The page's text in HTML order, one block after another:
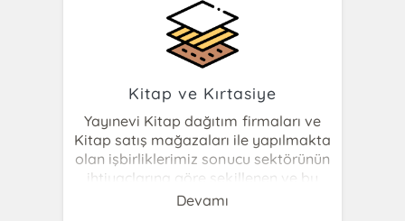
Kitap ve Kırtasiye
Yayınevi Kitap dağıtım firmaları ve
Kitap satış mağazaları ile yapılmakta
olan işbirliklerimiz sonucu sektörünün
ihtiyaçlarına göre şekillenen ve bu
sektöre özerk Modüller hazırlanmıştır.
Devamı